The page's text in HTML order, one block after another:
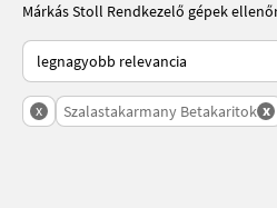
Márkás Stoll Rendkezelő gépek
Így van sorba rendezve a
x Szalastakarmany Betakaritok x